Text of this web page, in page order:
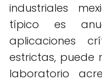
industriales
típico es
aplicaciones
estrictas, puede
laboratorio